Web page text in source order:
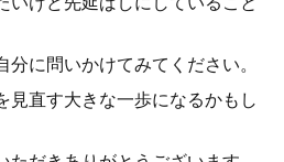
に問いかけてみてください。
見直す大きな一歩になるかもし